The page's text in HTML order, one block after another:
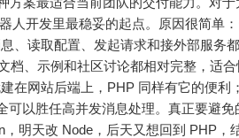
人开发里最稳妥的起点。原因很简单
、读取配置、发起请求和接外部服务
档、示例和社区讨论都相对完整，适
在网站后端上，PHP 同样有它的便利
可以胜任高并发消息处理。真正要避
明天改 Node，后天又想回到 PHP，